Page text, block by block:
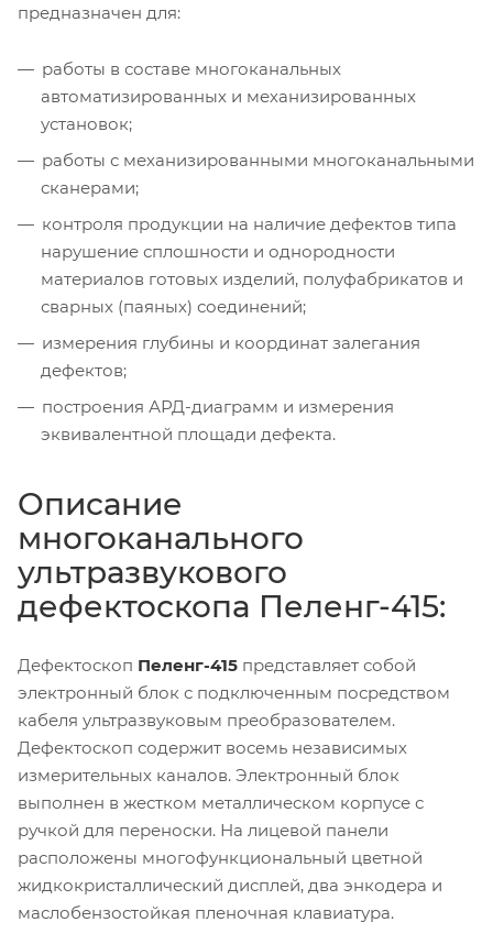
предназначен для:
работы в составе многоканальных
автоматизированных и механизированных
установок;
работы с механизированными многоканальными
сканерами;
контроля продукции на наличие дефектов типа
нарушение сплошности и однородности
материалов готовых изделий, полуфабрикатов и
сварных (паяных) соединений;
измерения глубины и координат залегания
дефектов;
построения АРД-диаграмм и измерения
эквивалентной площади дефекта.
Описание
многоканального
ультразвукового
дефектоскопа Пеленг-415:
Дефектоскоп Пеленг-415 представляет собой
электронный блок с подключенным посредством
кабеля ультразвуковым преобразователем.
Дефектоскоп содержит восемь независимых
измерительных каналов. Электронный блок
выполнен в жестком металлическом корпусе с
ручкой для переноски. На лицевой панели
расположены многофункциональный цветной
жидкокристаллический дисплей, два энкодера и
маслобензостойкая пленочная клавиатура.